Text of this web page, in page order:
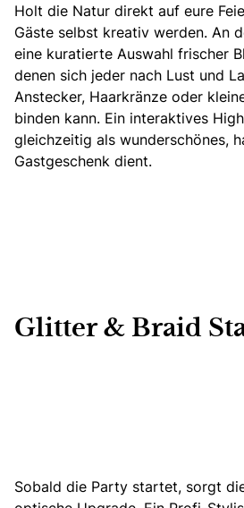
Holt die Natur direkt auf eure
Gäste selbst kreativ werden. An
eine kuratierte Auswahl frischer
denen sich jeder nach Lust und
Anstecker, Haarkränze oder
binden kann. Ein interaktives
gleichzeitig als wunderschönes,
Gastgeschenk dient.
Glitter & Braid
Sobald die Party startet, sorgt